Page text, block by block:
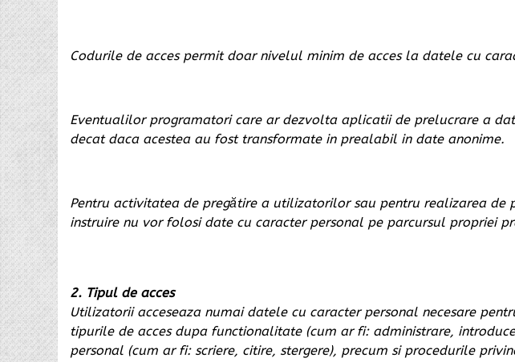
Codurile de acces permit doar nivelul minim de acces la datele cu
Eventualilor programatori care ar dezvolta aplicatii de prelucrare a
decat daca acestea au fost transformate in prealabil in date anonime.
Pentru activitatea de pregătire a utilizatorilor sau pentru realizarea
instruire nu vor folosi date cu caracter personal pe parcursul propriei
2. Tipul de acces
Utilizatorii acceseaza numai datele cu caracter personal necesare
tipurile de acces dupa functionalitate (cum ar fi: administrare,
personal (cum ar fi: scriere, citire, stergere), precum si procedurile